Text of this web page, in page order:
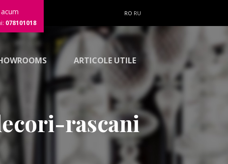
078101018
RO RU
ARTICOLE UTILE
rascani